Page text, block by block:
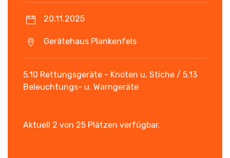
20.11.2025
Gerätehaus Plankenfels
5.10 Rettungsgeräte - Knoten u. Stiche / 5.13
Beleuchtungs- u. Warngeräte
Aktuell 2 von 25 Plätzen verfügbar.